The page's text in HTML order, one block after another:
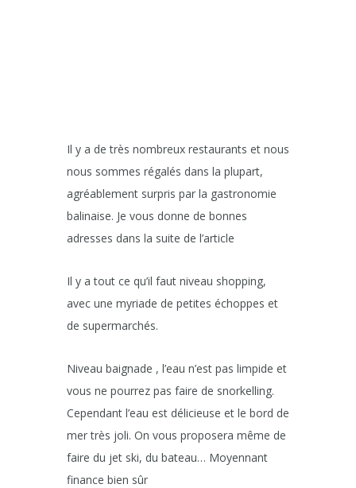
Il y a de très nombreux restaurants et nous
nous sommes régalés dans la plupart,
agréablement surpris par la gastronomie
balinaise. Je vous donne de bonnes
adresses dans la suite de l’article
Il y a tout ce qu’il faut niveau shopping,
avec une myriade de petites échoppes et
de supermarchés.
Niveau baignade , l’eau n’est pas limpide et
vous ne pourrez pas faire de snorkelling.
Cependant l’eau est délicieuse et le bord de
mer très joli. On vous proposera même de
faire du jet ski, du bateau… Moyennant
finance bien sûr